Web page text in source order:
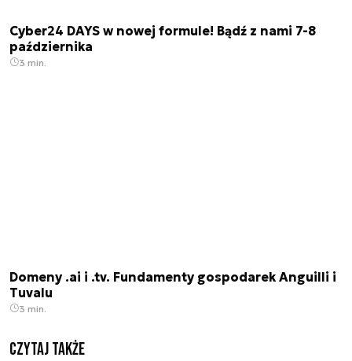
Cyber24 DAYS w nowej formule! Bądź z nami 7-8
października
3 min.
Domeny .ai i .tv. Fundamenty gospodarek Anguilli i
Tuvalu
3 min.
Czytaj także